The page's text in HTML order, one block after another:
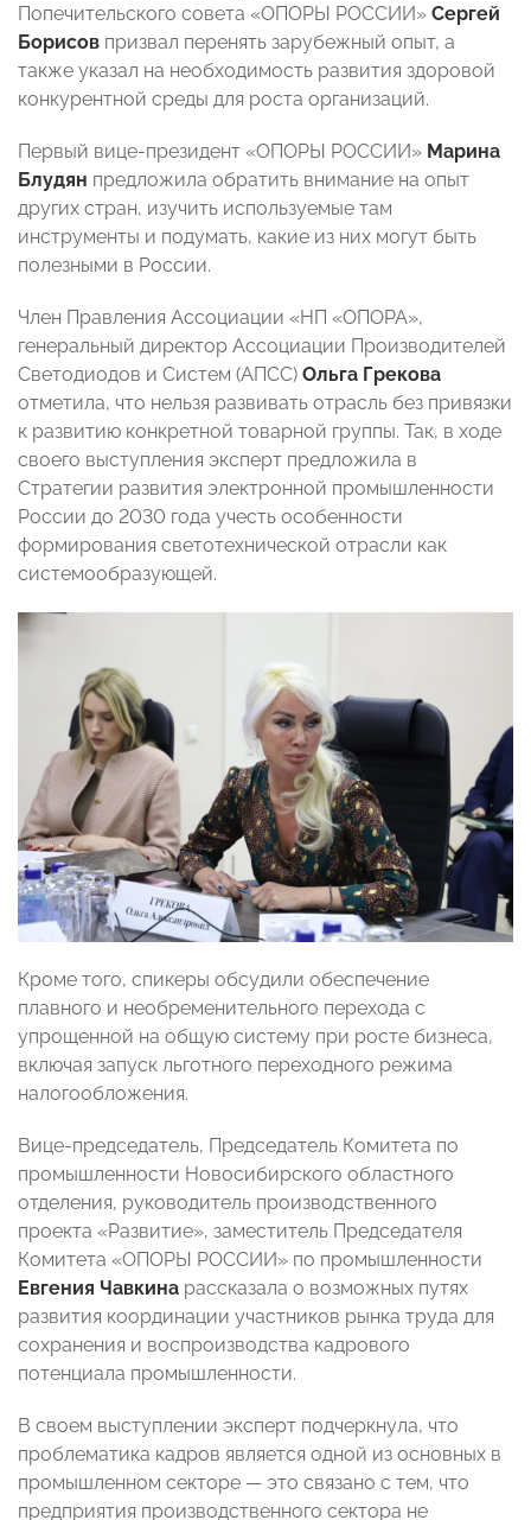
Попечительского совета «ОПОРЫ РОССИИ» Сергей
Борисов призвал перенять зарубежный опыт, а
также указал на необходимость развития здоровой
конкурентной среды для роста организаций.
Первый вице-президент «ОПОРЫ РОССИИ» Марина
Блудян предложила обратить внимание на опыт
других стран, изучить используемые там
инструменты и подумать, какие из них могут быть
полезными в России.
Член Правления Ассоциации «НП «ОПОРА»,
генеральный директор Ассоциации Производителей
Светодиодов и Систем (АПСС) Ольга Грекова
отметила, что нельзя развивать отрасль без привязки
к развитию конкретной товарной группы. Так, в ходе
своего выступления эксперт предложила в
Стратегии развития электронной промышленности
России до 2030 года учесть особенности
формирования светотехнической отрасли как
системообразующей.
Кроме того, спикеры обсудили обеспечение
плавного и необременительного перехода с
упрощенной на общую систему при росте бизнеса,
включая запуск льготного переходного режима
налогообложения.
Вице-председатель, Председатель Комитета по
промышленности Новосибирского областного
отделения, руководитель производственного
проекта «Развитие», заместитель Председателя
Комитета «ОПОРЫ РОССИИ» по промышленности
Евгения Чавкина рассказала о возможных путях
развития координации участников рынка труда для
сохранения и воспроизводства кадрового
потенциала промышленности.
В своем выступлении эксперт подчеркнула, что
проблематика кадров является одной из основных в
промышленном секторе — это связано с тем, что
предприятия производственного сектора не